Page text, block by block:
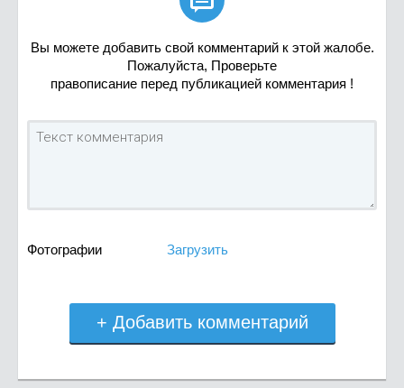
Вы можете добавить свой комментарий к этой жалобе.
Пожалуйста, Проверьте
правописание перед публикацией комментария !
Фотографии Загрузить
+ Добавить комментарий